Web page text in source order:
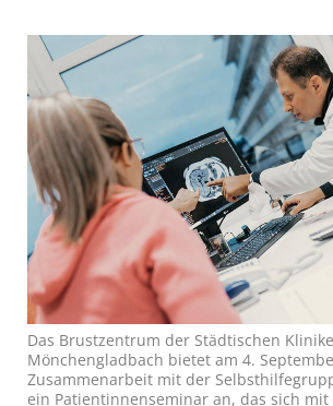
Das Brustzentrum der Städtischen
Mönchengladbach bietet am 4.
Zusammenarbeit mit der
ein Patientinnenseminar an, das sich mit